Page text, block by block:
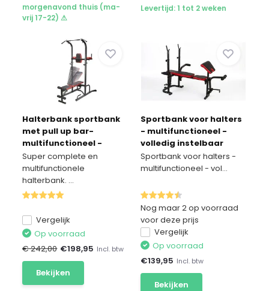
morgenavond thuis (ma-
vrij 17-22) ⚠
Levertijd: 1 tot 2 weken
Halterbank sportbank
met pull up bar-
multifunctioneel -
volledig verstelbaar
Super complete en
multifunctionele
halterbank. ...
Vergelijk
Op voorraad
€ 242,00 €198,95 Incl. btw
Bekijken
Sportbank voor halters
- multifunctioneel -
volledig instelbaar
Sportbank voor halters -
multifunctioneel - vol...
Nog maar 2 op voorraad
voor deze prijs
Vergelijk
Op voorraad
€139,95 Incl. btw
Bekijken